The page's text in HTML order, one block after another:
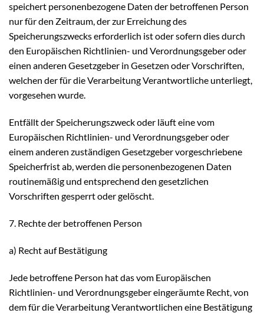
speichert personenbezogene Daten der betroffenen Person
nur für den Zeitraum, der zur Erreichung des
Speicherungszwecks erforderlich ist oder sofern dies durch
den Europäischen Richtlinien- und Verordnungsgeber oder
einen anderen Gesetzgeber in Gesetzen oder Vorschriften,
welchen der für die Verarbeitung Verantwortliche unterliegt,
vorgesehen wurde.
Entfällt der Speicherungszweck oder läuft eine vom
Europäischen Richtlinien- und Verordnungsgeber oder
einem anderen zuständigen Gesetzgeber vorgeschriebene
Speicherfrist ab, werden die personenbezogenen Daten
routinemäßig und entsprechend den gesetzlichen
Vorschriften gesperrt oder gelöscht.
7. Rechte der betroffenen Person
a) Recht auf Bestätigung
Jede betroffene Person hat das vom Europäischen
Richtlinien- und Verordnungsgeber eingeräumte Recht, von
dem für die Verarbeitung Verantwortlichen eine Bestätigung